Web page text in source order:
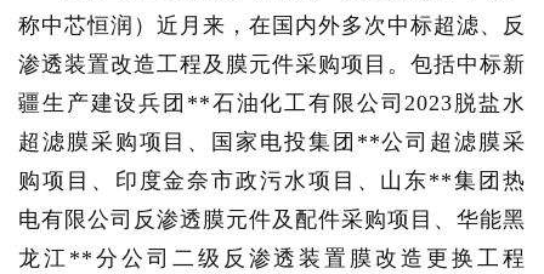
称中芯恒润）近月来，在国内外多次中标超滤、反
渗透装置改造工程及膜元件采购项目。 包括中标新
疆生产建设兵团**石油化工有限公司2023脱盐水
超滤膜采购项目、国家电投集团**公司超滤膜采
购项目、印度金奈市政污水项目、山东**集团热
电有限公司反渗透膜元件及配件采购项目、华能黑
龙江**分公司二级反渗透装置膜改造更换工程